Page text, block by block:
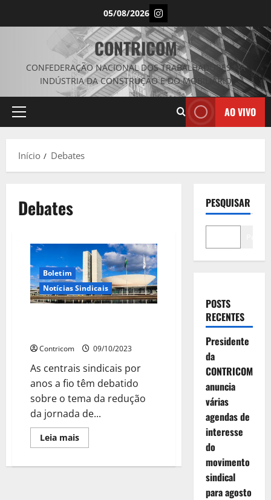
05/08/2026 Instagram
CONTRICOM
CONFEDERAÇÃO NACIONAL DOS TRABALHADORES NA
INDÚSTRIA DA CONSTRUÇÃO E DO MOBILIÁRIO
Menu
AO VIVO
Início Debates
Debates
Boletim
Notícias Sindicais
Contricom 09/10/2023
As centrais sindicais por
anos a fio têm debatido
sobre o tema da redução
da jornada de...
Leia maisLeia
mais
de
PESQUISAR
POSTS
RECENTES
Presidente
da
CONTRICOM
anuncia
várias
agendas de
interesse
do
movimento
sindical
para agosto